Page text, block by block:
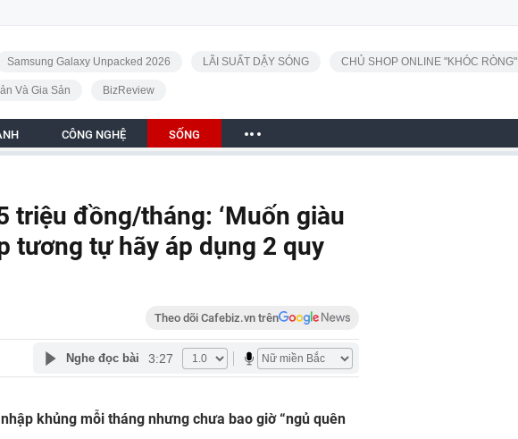
Samsung Galaxy Unpacked 2026 LÃI SUẤT DẬY SÓNG CHỦ SHOP ONLINE "KHÓC RÒNG"
Và Gia Sản BizReview
CÔNG NGHỆ SỐNG
triệu đồng/tháng: ‘Muốn giàu
tương tự hãy áp dụng 2 quy
Theo dõi Cafebiz.vn trên
Nghe đọc bài 3:27
khủng mỗi tháng nhưng chưa bao giờ “ngủ quên